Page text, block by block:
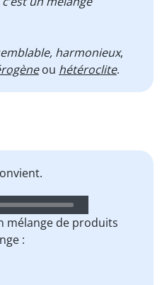
harmonieux,
ou hétéroclite.
mélange de produits
: